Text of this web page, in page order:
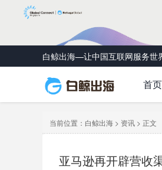
白鲸出海—让中国互联网服务世
首页
当前位置： 白鲸出海 > 资讯 > 正文
亚马逊再开辟营收